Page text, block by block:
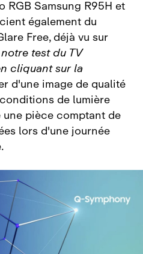
RGB Samsung R95H et
également du
Free, déjà vu sur
test du TV
cliquant sur la
d'une image de qualité
de lumière
une pièce comptant de
lors d'une journée